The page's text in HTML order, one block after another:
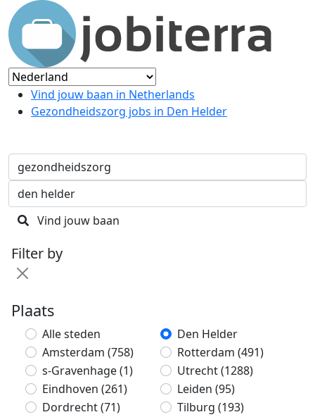
Vind jouw baan in Netherlands
Gezondheidszorg jobs in Den Helder
Vind jouw baan
Filter by
Plaats
Alle steden
Den Helder
Amsterdam (758) Rotterdam (491)
s-Gravenhage(1) Utrecht(1288)
Eindhoven (261) Leiden (95)
Dordrecht(71) Tilburg (193)